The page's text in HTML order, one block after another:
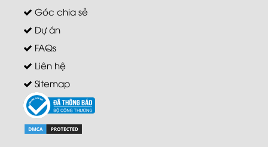
Góc chia sẻ
Dự án
FAQs
Liên hệ
Sitemap